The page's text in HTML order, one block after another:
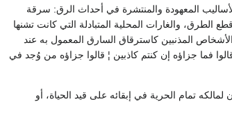
المعهودة والمنتشرة في أحداث الرق: سرقة
والغارات المحلية المتبادلة التي كانت تشنها
الأشخاص المذنبين كاسترقاق السارق المعمول به عند
فما جزاؤه إن كنتم كاذبين ¦ قالوا جزاؤه من وُجد في
تمام الحرية في إبقائه على قيد الحياة، أو